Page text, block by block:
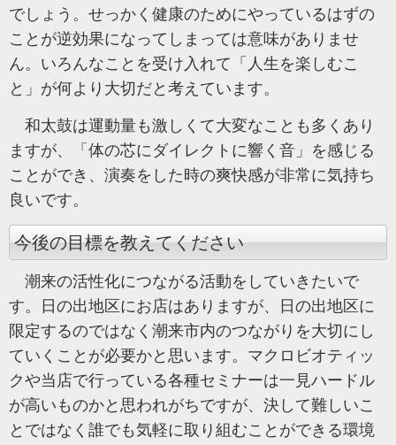
でしょう。せっかく健康のためにやっているはずの
ことが逆効果になってしまっては意味がありませ
ん。いろんなことを受け入れて「人生を楽しむこ
と」が何より大切だと考えています。
和太鼓は運動量も激しくて大変なことも多くあり
ますが、「体の芯にダイレクトに響く音」を感じる
ことができ、演奏をした時の爽快感が非常に気持ち
良いです。
今後の目標を教えてください
潮来の活性化につながる活動をしていきたいで
す。日の出地区にお店はありますが、日の出地区に
限定するのではなく潮来市内のつながりを大切にし
ていくことが必要かと思います。マクロビオティッ
クや当店で行っている各種セミナーは一見ハードル
が高いものかと思われがちですが、決して難しいこ
とではなく誰でも気軽に取り組むことができる環境